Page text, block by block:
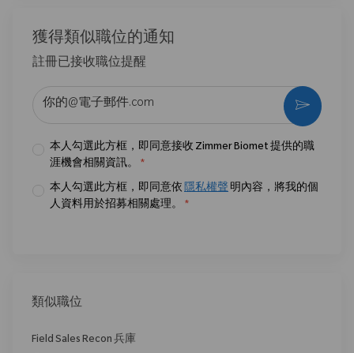
獲得類似職位的通知
註冊已接收職位提醒
本人勾選此方框，即同意接收 Zimmer Biomet 提供的職
涯機會相關資訊。
*
本人勾選此方框，即同意依 隱私權聲 明內容，將我的個
人資料用於招募相關處理。
*
激活
類似職位
Field Sales Recon 兵庫